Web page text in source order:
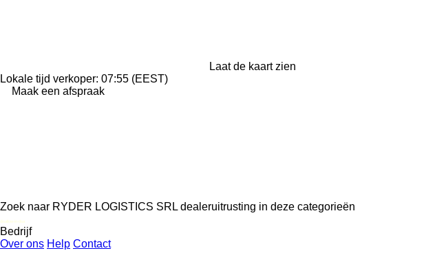
Laat de kaart zien
Lokale tijd verkoper: 07:55 (EEST)
Maak een afspraak
Zoek naar RYDER LOGISTICS SRL dealeruitrusting in deze categorieën
disallow-in-dsa
Bedrijf
Over ons Help Contact